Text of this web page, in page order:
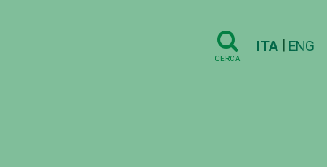
CERCA
ITA ENG